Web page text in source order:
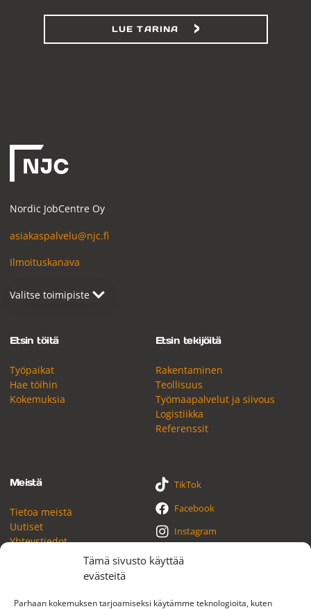
Tämä sivusto käyttää
evästeitä
Parhaan kokemuksen tarjoamiseksi käytämme teknologioita, kuten
LUE TARINA
Nordic JobCentre Oy
asiakaspalvelu@njc.fi
Ilmoituskanava
Etsin töitä
Työpaikat
Hae töihin
Kokemuksia
Etsin tekijöitä
Rakentaminen
Teollisuus
Työmaapalvelut ja siivous
Logistiikka
Referenssit
Meistä
Tietoa meistä
Uutiset
Yhteystiedot
TikTok
Facebook
Instagram
YouTube